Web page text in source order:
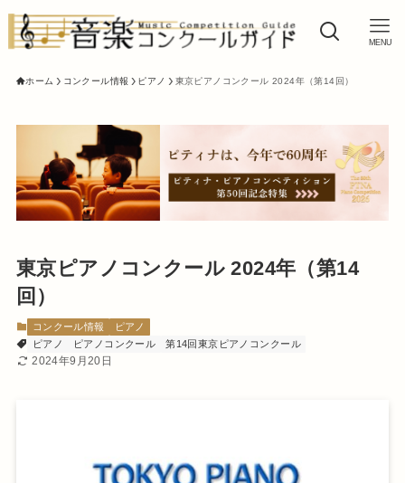
MENU
ホーム コンクール情報 ピアノ 東京ピアノコンクール 2024年（第14回）
東京ピアノコンクール 2024年（第14
回）
コンクール情報
ピアノ
ピアノ
ピアノコンクール 第14回東京ピアノコンクール
2024年9月20日